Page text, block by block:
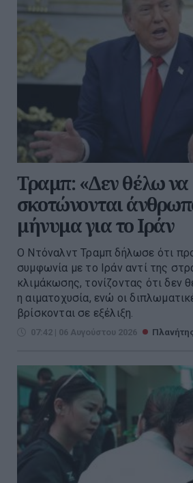
Τραμπ: «Δεν θέλω να
σκοτώνονται
μήνυμα για το Ιράν
Ο Ντόναλντ Τραμπ δήλωσε ότι
συμφωνία με το Ιράν αντί της
κλιμάκωσης, τονίζοντας ότι δεν
η αιματοχυσία, ενώ οι
βρίσκονται σε εξέλιξη.
07:42 | 06 Αυγούστου 2026